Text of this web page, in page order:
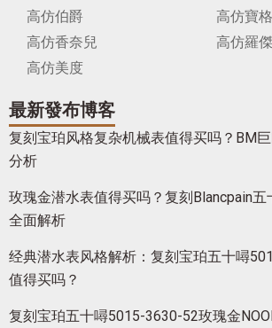
高仿伯爵
高仿寶
高仿香奈兒
高仿羅
高仿美度
最新發布博客
复刻宝珀风格复杂机械表值得买吗？BM
分析
玫瑰金潜水表值得买吗？复刻Blancpain
全面解析
经典潜水表风格解析：复刻宝珀五十噚
值得买吗？
复刻宝珀五十噚5015-3630-52玫瑰金